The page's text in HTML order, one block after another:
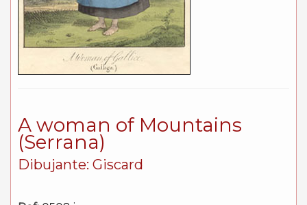
A woman of Mountains
(Serrana)
Dibujante: Giscard